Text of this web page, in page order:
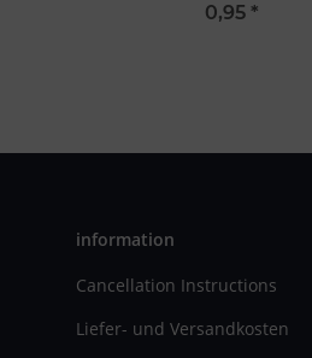
0,95 *
information
Cancellation Instructions
Liefer- und Versandkosten